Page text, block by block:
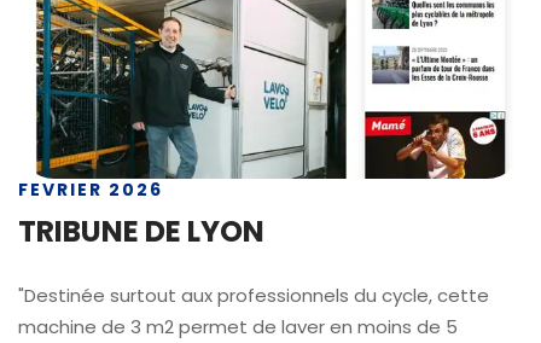
FEVRIER 2026
TRIBUNE DE LYON
"Destinée surtout aux professionnels du cycle, cette
machine de 3 m2 permet de laver en moins de 5